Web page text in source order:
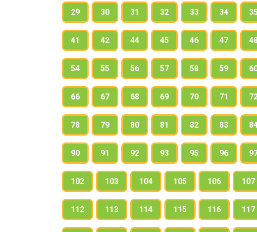
29 30 31 32 33 34
41 42 44 45 46 47
54 55 56 57 58 59
66 67 68 69 70 71
78 79 80 81 82 83
90 91 92 93 95 96
102 103 104 105 106 107
112 113 114 115 116 117